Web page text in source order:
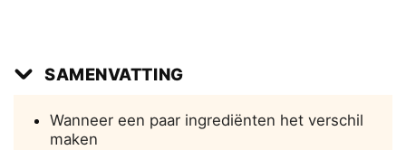
SAMENVATTING
Wanneer een paar ingrediënten het verschil
maken